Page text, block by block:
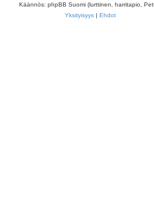
Käännös: phpBB Suomi (lurttinen, harritapio,
Yksityisyys| Ehdot